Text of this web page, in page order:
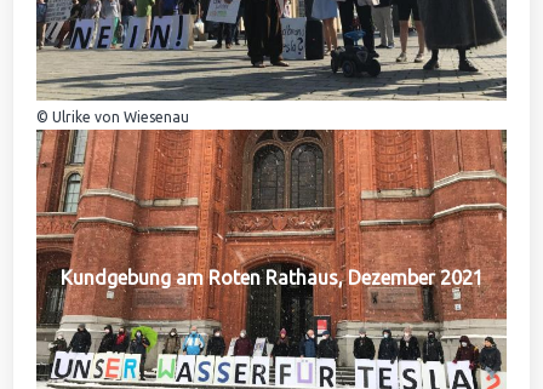
© Ulrike von Wiesenau
Kundgebung am Roten Rathaus, Dezember 2021